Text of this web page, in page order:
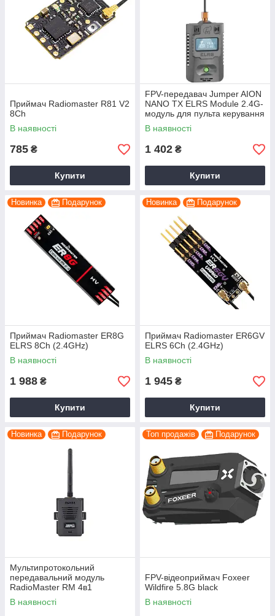
Приймач Radiomaster R81 V2
8Ch
В наявності
785 ₴
Купити
FPV-передавач Jumper AION
NANO TX ELRS Module 2.4G-
модуль для пульта керування
коптером дроном
В наявності
1 402 ₴
Купити
Новинка Подарунок
Приймач Radiomaster ER8G
ELRS 8Ch (2.4GHz)
В наявності
1 988 ₴
Купити
Новинка Подарунок
Приймач Radiomaster ER6GV
ELRS 6Ch (2.4GHz)
В наявності
1 945 ₴
Купити
Новинка Подарунок
Мультипротокольний
передавальний модуль
RadioMaster RM 4в1
Nano/Micro TX
В наявності
Топ продажів Подарунок
FPV-відеоприймач Foxeer
Wildfire 5.8G black
В наявності